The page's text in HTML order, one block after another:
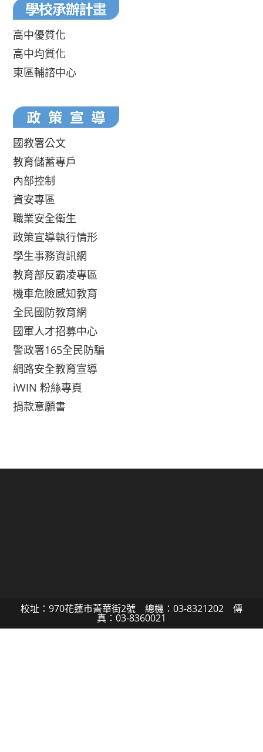
高中優質化
高中均質化
東區輔諮中心
國教署公文
教育儲蓄專戶
內部控制
資安專區
職業安全衛生
政策宣導執行情形
學生事務資訊網
教育部反霸凌專區
機車危險感知教育
全民國防教育網
國軍人才招募中心
警政署165全民防騙
網路安全教育宣導
iWIN 粉絲專頁
捐款意願書
校址：970花蓮市菁華街2號 總機：03-8321202 傳
真：03-8360021